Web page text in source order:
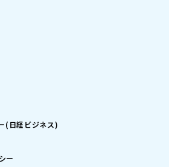
(日経ビジネス)
ー